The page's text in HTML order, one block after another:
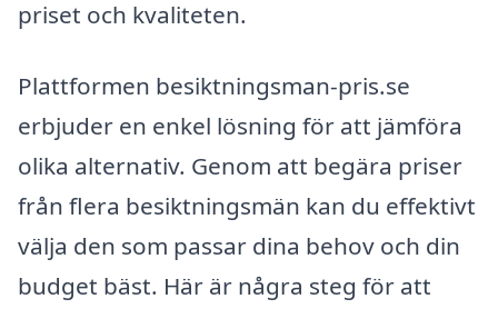
priset och kvaliteten.
Plattformen besiktningsman-pris.se
erbjuder en enkel lösning för att jämföra
olika alternativ. Genom att begära priser
från flera besiktningsmän kan du effektivt
välja den som passar dina behov och din
budget bäst. Här är några steg för att